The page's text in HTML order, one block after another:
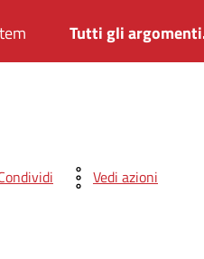
Tutti gli
Vedi azioni